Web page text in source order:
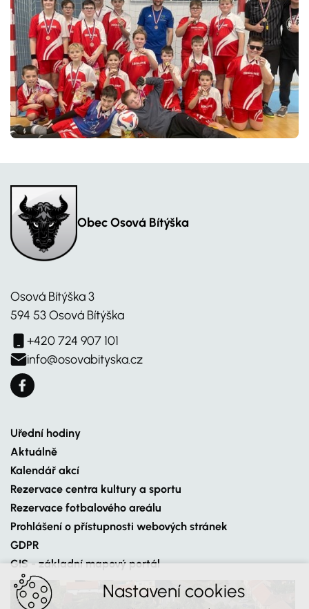
Obec Osová Bítýška
Osová Bítýška 3
594 53 Osová Bítýška
+420 724 907 101
info@osovabityska.cz
Uřední hodiny
Aktuálně
Kalendář akcí
Rezervace centra kultury a sportu
Rezervace fotbalového areálu
Prohlášení o přístupnosti webových stránek
GDPR
GIS - základní mapový portál
Nastavení cookies